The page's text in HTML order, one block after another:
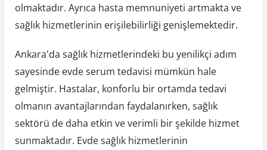
olmaktadır. Ayrıca hasta memnuniyeti artmakta ve
sağlık hizmetlerinin erişilebilirliği genişlemektedir.
Ankara'da sağlık hizmetlerindeki bu yenilikçi adım
sayesinde evde serum tedavisi mümkün hale
gelmiştir. Hastalar, konforlu bir ortamda tedavi
olmanın avantajlarından faydalanırken, sağlık
sektörü de daha etkin ve verimli bir şekilde hizmet
sunmaktadır. Evde sağlık hizmetlerinin